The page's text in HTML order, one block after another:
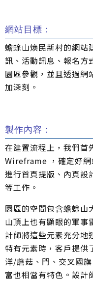
網站目標：
蟾蜍山煥民新村的網站
訊、活動訊息、報名方
園區參觀，並且透過網
加深刻。
製作內容：
在建置流程上，我們首
Wireframe ，確定好
進行首頁提版、內頁設
等工作。
園區的空間包含蟾蜍山
山頂上也有顯眼的軍事
計師將這些元素充分地
特有元素時，客戶提供
洋/蘑菇、門、交叉國
富也相當有特色。設計